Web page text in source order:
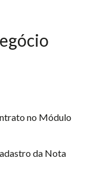
no Módulo
da Nota